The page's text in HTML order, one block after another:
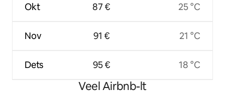
Okt
Nov
Dets
87 €
91 €
95 €
25 °C
21 °C
18 °C
Veel Airbnb-lt